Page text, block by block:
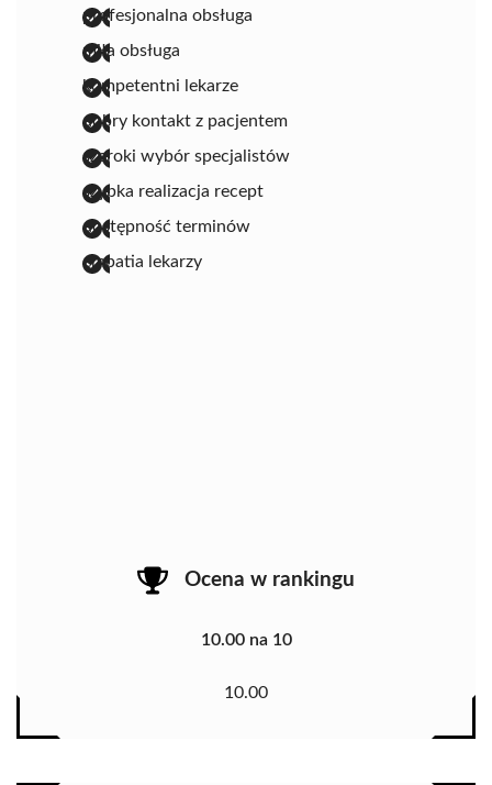
profesjonalna obsługa
miła obsługa
kompetentni lekarze
dobry kontakt z pacjentem
szeroki wybór specjalistów
szybka realizacja recept
dostępność terminów
empatia lekarzy
Ocena w rankingu
10.00 na 10
10.00